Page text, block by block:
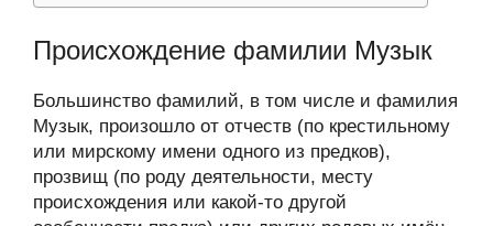
Происхождение фамилии Музык
Большинство фамилий, в том числе и фамилия
Музык, произошло от отчеств (по крестильному
или мирскому имени одного из предков),
прозвищ (по роду деятельности, месту
происхождения или какой-то другой